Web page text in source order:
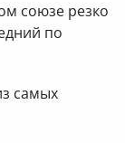
союзе резко
по
самых